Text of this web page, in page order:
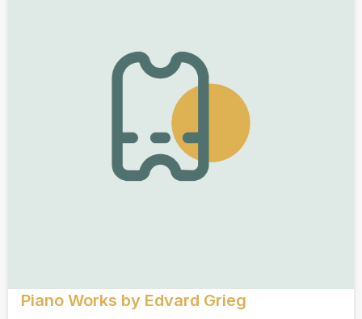
Piano Works by Edvard Grieg